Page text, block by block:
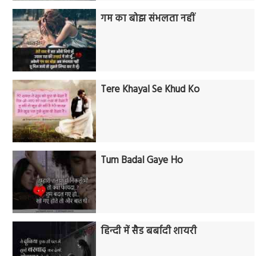
गम का बोझ संभलता नहीं
Tere Khayal Se Khud Ko
Tum Badal Gaye Ho
हिन्दी में सैड बर्बादी शायरी